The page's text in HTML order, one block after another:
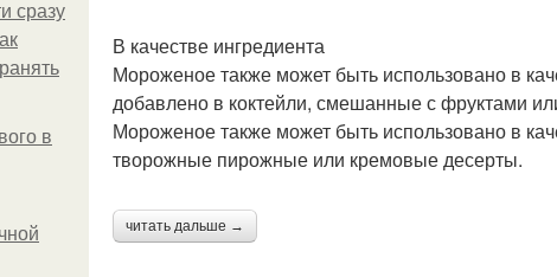
сразу
в
В качестве ингредиента
Мороженое также может быть использовано в
добавлено в коктейли, смешанные с фруктами
Мороженое также может быть использовано в
творожные пирожные или кремовые десерты.
читать дальше →